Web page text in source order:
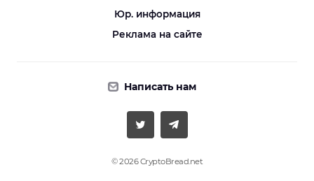
Юр. информация
Реклама на сайте
Написать нам
© 2026 CryptoBread.net